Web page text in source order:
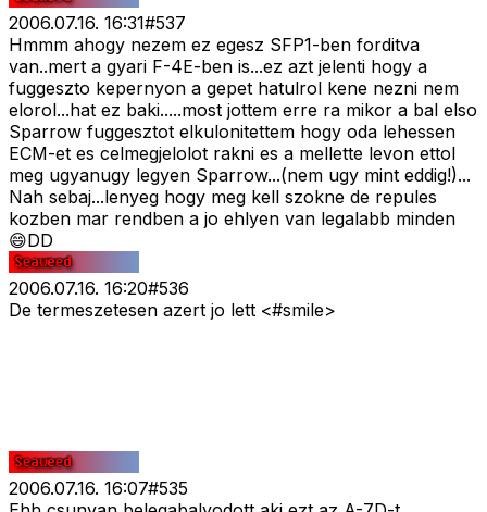
2006.07.16. 16:31#537
Hmmm ahogy nezem ez egesz SFP1-ben forditva
van..mert a gyari F-4E-ben is...ez azt jelenti hogy a
fuggeszto kepernyon a gepet hatulrol kene nezni nem
elorol...hat ez baki.....most jottem erre ra mikor a bal elso
Sparrow fuggesztot elkulonitettem hogy oda lehessen
ECM-et es celmegjelolot rakni es a mellette levon ettol
meg ugyanugy legyen Sparrow...(nem ugy mint eddig!)...
Nah sebaj...lenyeg hogy meg kell szokne de repules
kozben mar rendben a jo ehlyen van legalabb minden
😄DD
2006.07.16. 16:20#536
De termeszetesen azert jo lett <#smile>
2006.07.16. 16:07#535